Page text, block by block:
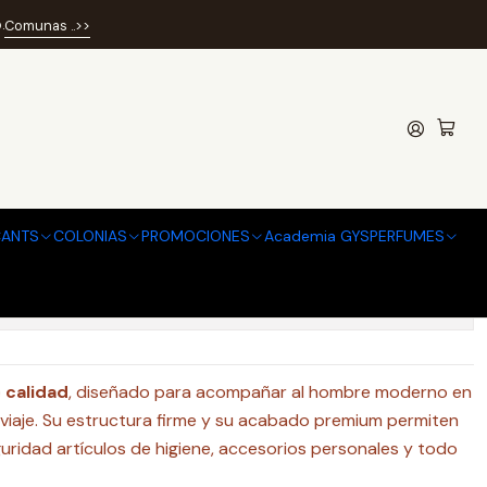
COLONIAS PROMOCIONES Academia GYSPERFUMES
Comunas ..>>
LAPIDUS WOMAN
favoritos
, diseñado para acompañar al hombre moderno en
Su estructura firme y su acabado premium permiten
artículos de higiene, accesorios personales y todo